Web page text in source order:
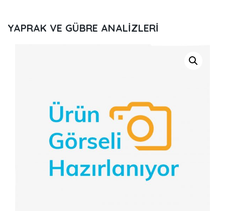
YAPRAK VE GÜBRE ANALİZLERİ